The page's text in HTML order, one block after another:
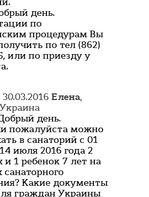
день.
по
процедурам Вы
по тел (862)
или по приезду у
Елена,
день.
пожалуйста можно
в санаторий с 01
июля 2016 года 2
и 1 ребенок 7 лет на
санаторного
Какие документы
граждан Украины